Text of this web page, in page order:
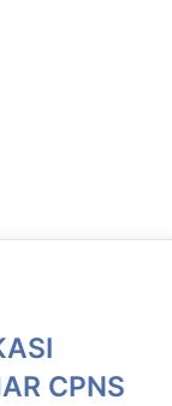
CPNS